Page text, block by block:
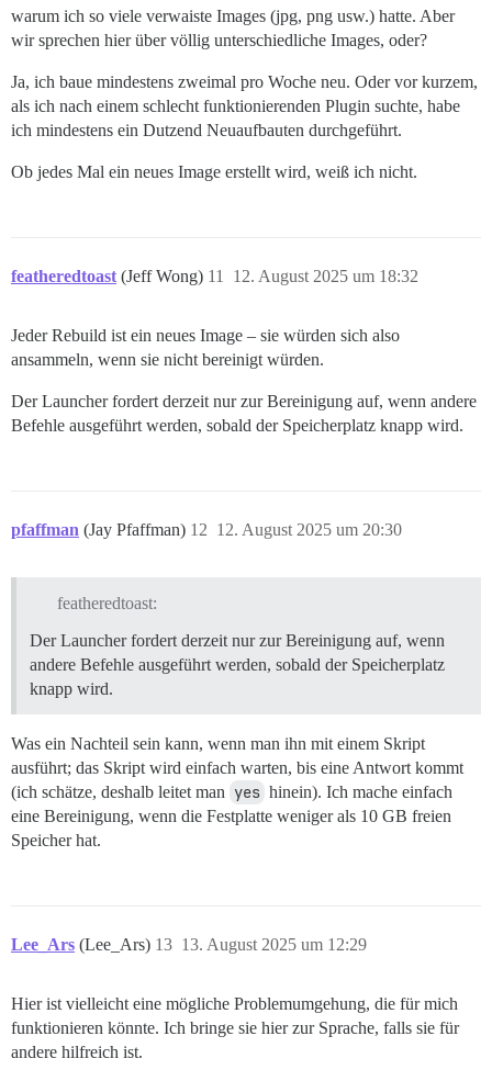
warum ich so viele verwaiste Images (jpg, png usw.) hatte. Aber
wir sprechen hier über völlig unterschiedliche Images, oder?
Ja, ich baue mindestens zweimal pro Woche neu. Oder vor kurzem,
als ich nach einem schlecht funktionierenden Plugin suchte, habe
ich mindestens ein Dutzend Neuaufbauten durchgeführt.
Ob jedes Mal ein neues Image erstellt wird, weiß ich nicht.
featheredtoast (Jeff Wong) 12. August 2025 um 18:32
11
Jeder Rebuild ist ein neues Image – sie würden sich also
ansammeln, wenn sie nicht bereinigt würden.
Der Launcher fordert derzeit nur zur Bereinigung auf, wenn andere
Befehle ausgeführt werden, sobald der Speicherplatz knapp wird.
pfaffman (Jay Pfaffman) 12. August 2025 um 20:30
12
featheredtoast:
Der Launcher fordert derzeit nur zur Bereinigung auf, wenn
andere Befehle ausgeführt werden, sobald der Speicherplatz
knapp wird.
Was ein Nachteil sein kann, wenn man ihn mit einem Skript
ausführt; das Skript wird einfach warten, bis eine Antwort kommt
(ich schätze, deshalb leitet man yes hinein). Ich mache einfach
eine Bereinigung, wenn die Festplatte weniger als 10 GB freien
Speicher hat.
Lee_Ars (Lee_Ars) 13. August 2025 um 12:29
13
Hier ist vielleicht eine mögliche Problemumgehung, die für mich
funktionieren könnte. Ich bringe sie hier zur Sprache, falls sie für
andere hilfreich ist.